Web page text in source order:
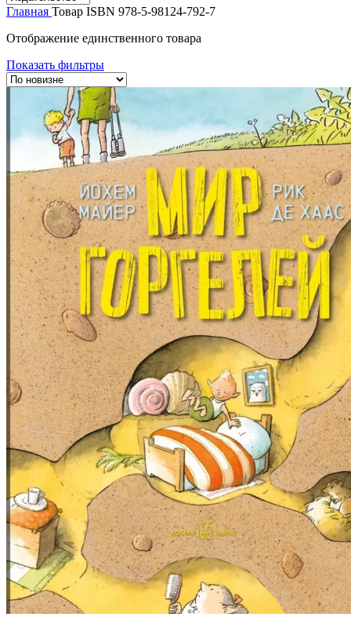
Главная Товар ISBN 978-5-98124-792-7
Отображение единственного товара
Показать фильтры